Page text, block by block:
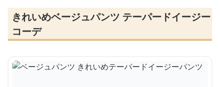
きれいめベージュパンツ テーパードイージー
コーデ